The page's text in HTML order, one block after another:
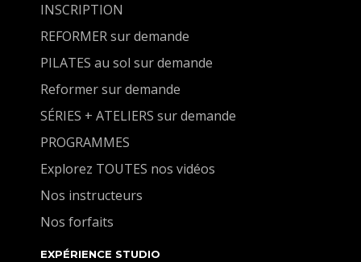
INSCRIPTION
REFORMER sur demande
PILATES au sol sur demande
Reformer sur demande
SÉRIES + ATELIERS sur demande
PROGRAMMES
Explorez TOUTES nos vidéos
Nos instructeurs
Nos forfaits
EXPÉRIENCE STUDIO